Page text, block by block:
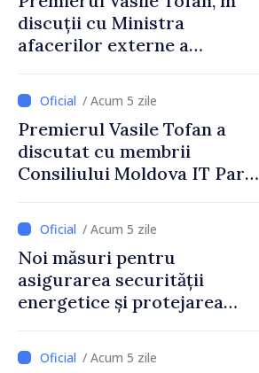
discuții cu Ministra
afacerilor externe a
/ Acum 5 zile
Premierul Vasile Tofan a
discutat cu membrii
Consiliului Moldova IT Park:
industriei IT”
/ Acum 5 zile
Noi măsuri pentru
asigurarea securității
energetice și protejarea
de CNMC
/ Acum 5 zile